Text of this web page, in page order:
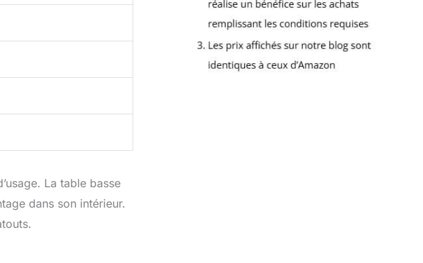
La table basse
dans son intérieur.